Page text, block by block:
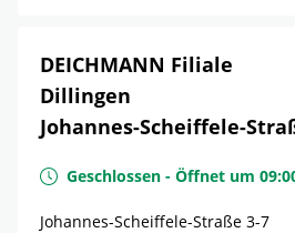
DEICHMANN Filiale
Dillingen
Johannes-Scheiffele-
Geschlossen - Öffnet um
Johannes-Scheiffele-Straße 3-7